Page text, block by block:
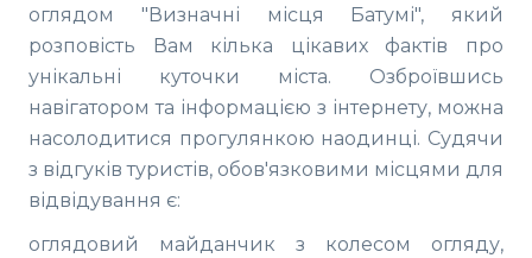
оглядом "Визначні місця Батумі", який
розповість Вам кілька цікавих фактів про
унікальні куточки міста. Озброївшись
навігатором та інформацією з інтернету, можна
насолодитися прогулянкою наодинці. Судячи
з відгуків туристів, обов'язковими місцями для
відвідування є:
оглядовий майданчик з колесом огляду,